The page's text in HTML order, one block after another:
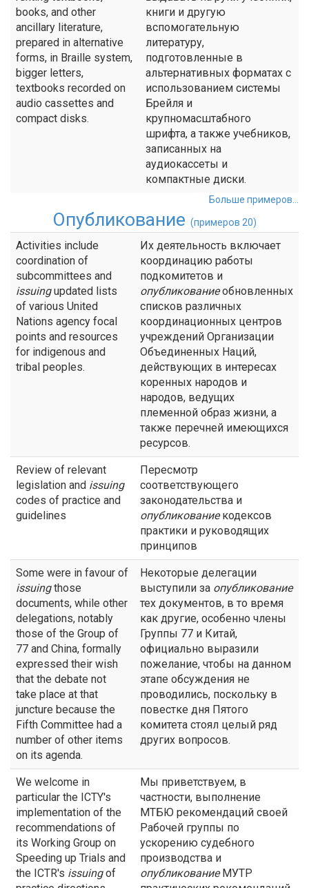
books, and other
ancillary literature,
prepared in alternative
forms, in Braille system,
bigger letters,
textbooks recorded on
audio cassettes and
compact disks.
книги и другую
вспомогательную
литературу,
подготовленные в
альтернативных форматах с
использованием системы
Брейля и
крупномасштабного
шрифта, а также учебников,
записанных на
аудиокассеты и
компактные диски.
Больше примеров...
Опубликование (примеров 20)
Activities include
coordination of
subcommittees and
issuingupdated lists
of various United
Nations agency focal
points and resources
for indigenous and
tribal peoples.
Их деятельность включает
координацию работы
подкомитетов и
опубликованиеобновленных
списков различных
координационных центров
учреждений Организации
Объединенных Наций,
действующих в интересах
коренных народов и
народов, ведущих
племенной образ жизни, а
также перечней имеющихся
ресурсов.
Review of relevant
legislation and issuing
codes of practice and
guidelines
Пересмотр
соответствующего
законодательства и
опубликованиекодексов
практики и руководящих
принципов
Some were in favour of
issuingthose
documents, while other
delegations, notably
those of the Group of
77 and China, formally
expressed their wish
that the debate not
take place at that
juncture because the
Fifth Committee had a
number of other items
on its agenda.
Некоторые делегации
выступили за опубликование
тех документов, в то время
как другие, особенно члены
Группы 77 и Китай,
официально выразили
пожелание, чтобы на данном
этапе обсуждения не
проводились, поскольку в
повестке дня Пятого
комитета стоял целый ряд
других вопросов.
We welcome in
particular the ICTY's
implementation of the
recommendations of
its Working Group on
Speeding up Trials and
the ICTR's issuingof
Мы приветствуем, в
частности, выполнение
МТБЮ рекомендаций своей
Рабочей группы по
ускорению судебного
производства и
опубликованиеМУТР